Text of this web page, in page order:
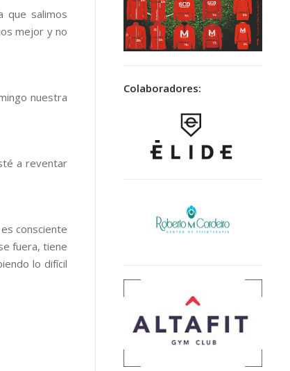
que salimos
mejor y no
nuestra
a reventar
consciente
fuera, tiene
lo difícil
Colaboradores: